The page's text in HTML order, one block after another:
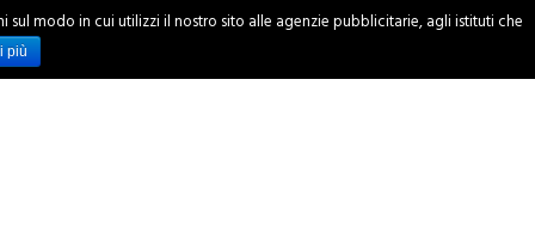
INCHIESTE
modo in cui utilizzi il nostro sito alle agenzie pubblicitarie, agli istituti che
più